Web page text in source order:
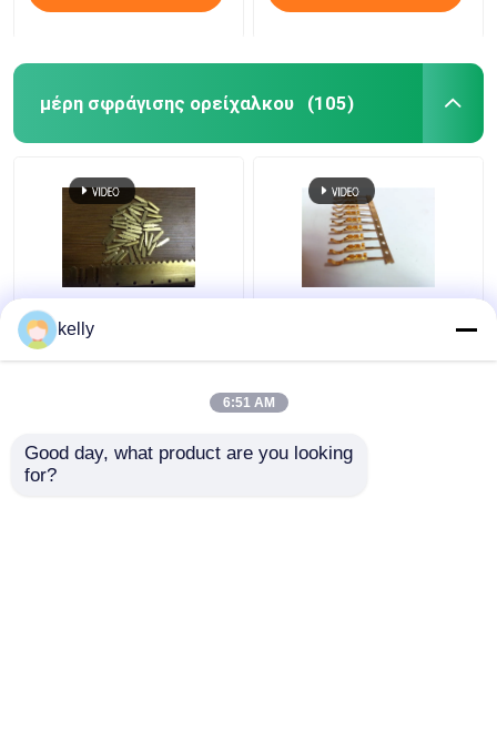
μέρη σφράγισης ορείχαλκου (105)
Σύνθετα απαλοιφής
ορείχαλκου
Connecter εισαγωγής
κύβων σφράγισης που
κατασκευάζουν το
kelly
6:51 AM
Good day, what product are you looking
for?